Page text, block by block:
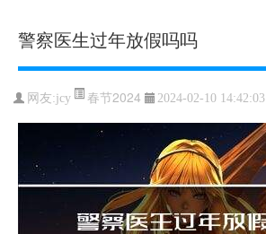
警察医生过年放假吗吗
网友:jcy 春节2024 2024-02-10 14:42:03